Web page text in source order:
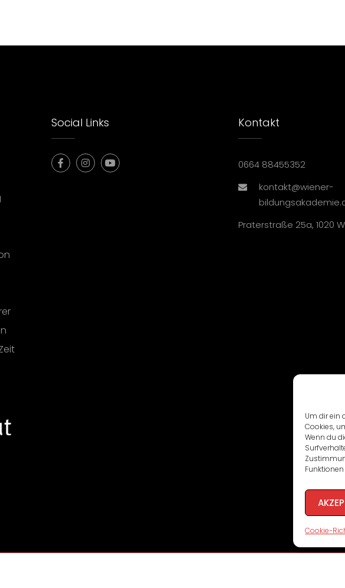
Um dir ein
Cookies,
Wenn du
Cookie-
Social Links Kontakt
0664 88455352
kontakt@wiener-
Praterstraße 25a, 1020